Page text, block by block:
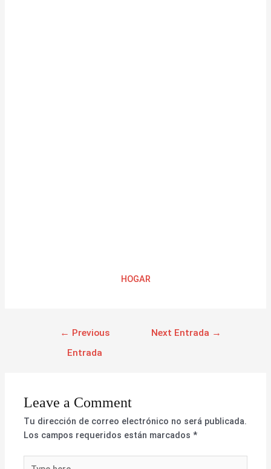
HOGAR
← Previous
Entrada
Next Entrada →
Leave a Comment
Tu dirección de correo electrónico no será publicada.
Los campos requeridos están marcados*